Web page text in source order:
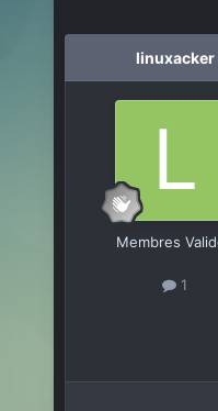
linuxacker
Membres
1